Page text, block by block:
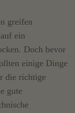
greifen
ein
Doch bevor
einige Dinge
die richtige
gute